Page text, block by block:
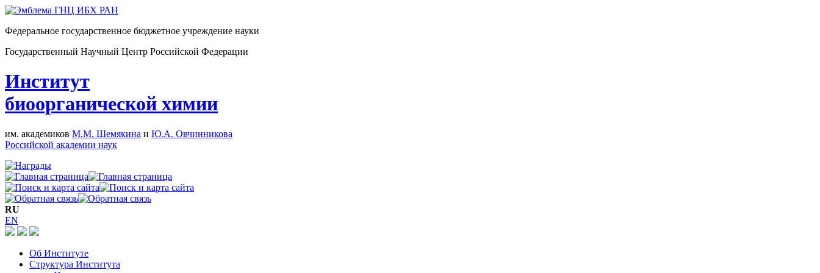
Федеральное государственное бюджетное учреждение науки
Государственный Научный Центр Российской Федерации
Институт
биоорганической химии
им. академиков М.М. Шемякина и Ю.А. Овчинникова
Российской академии наук
RU
EN
Об Институте
Структура Института